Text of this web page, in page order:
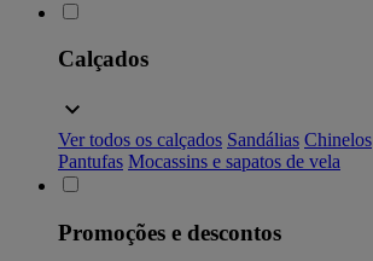
Calçados
Ver todos os calçados Sandálias Chinelos
Pantufas Mocassins e sapatos de vela
Promoções e descontos